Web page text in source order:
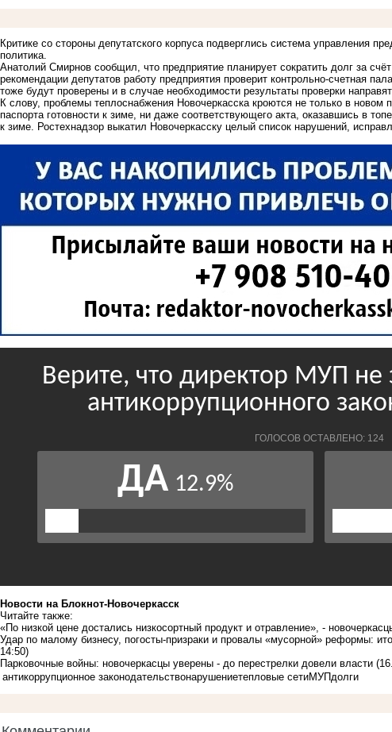
Критике со стороны депутатского корпуса подверглись система управления
политика.
Анатолий Смирнов сообщил, что предприятие планирует сократить долг за
рекомендации депутатов работу предприятия проверит контрольно-счетная
тоже будут проверены и в случае необходимости результаты проверки
К слову, проблемы теплоснабжения Новочеркасска кроются не только в новом
паспорта готовности к зиме, ни даже соответствующего акта, оказавшись в
к зиме. Ростехнадзор выкатил Новочеркасску целый список нарушений,
Новости на Блoкнoт-Новочеркасск
Читайте также:
«По низкой цене достались низкосортный продукт и отравление», -
Удар по малому бизнесу, погосты-призраки и провалы «мусорной» реформы:
14:50)
Парковочные войны: новочеркасцы уверены - до перестрелки довели власти
антикоррупционное законодательствонарушениетепловые сетиМУП долги